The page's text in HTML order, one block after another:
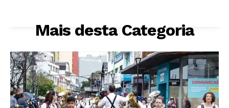
Mais desta Categoria